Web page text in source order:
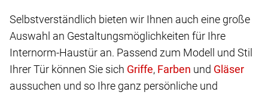
Selbstverständlich bieten wir Ihnen auch eine große
Auswahl an Gestaltungsmöglichkeiten für Ihre
Internorm-Haustür an. Passend zum Modell und Stil
Ihrer Tür können Sie sich
,
und
aussuchen und so Ihre ganz persönliche und